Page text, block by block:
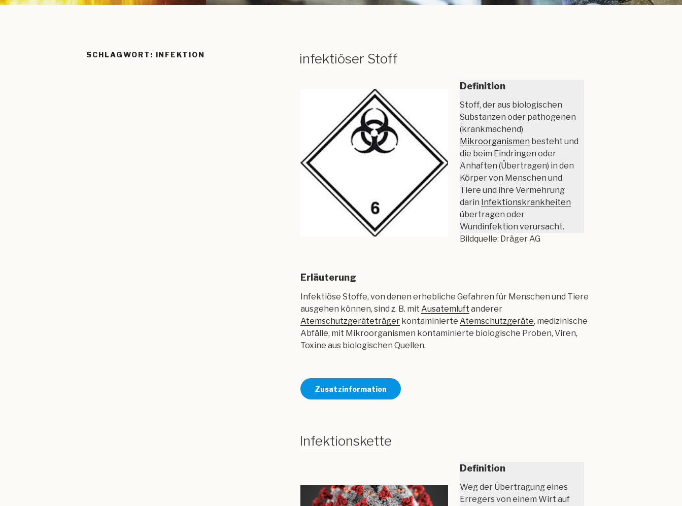
SCHLAGWORT: INFEKTION infektiöser Stoff
Definition
Stoff, der aus biologischen
Substanzen oder pathogenen
(krankmachend)
Mikroorganismen besteht und
die beim Eindringen oder
Anhaften (Übertragen) in den
Körper von Menschen und
Tiere und ihre Vermehrung
darin Infektionskrankheiten
übertragen oder
Wundinfektion verursacht.
Bildquelle: Dräger AG
Erläuterung
Infektiöse Stoffe, von denen erhebliche Gefahren für Menschen und Tiere
ausgehen können, sind z. B. mit Ausatemluft anderer
Atemschutzgeräteträgerkontaminierte Atemschutzgeräte, medizinische
Abfälle, mit Mikroorganismen kontaminierte biologische Proben, Viren,
Toxine aus biologischen Quellen.
Zusatzinformation
Infektionskette
Definition
Weg der Übertragung eines
Erregers von einem Wirt auf